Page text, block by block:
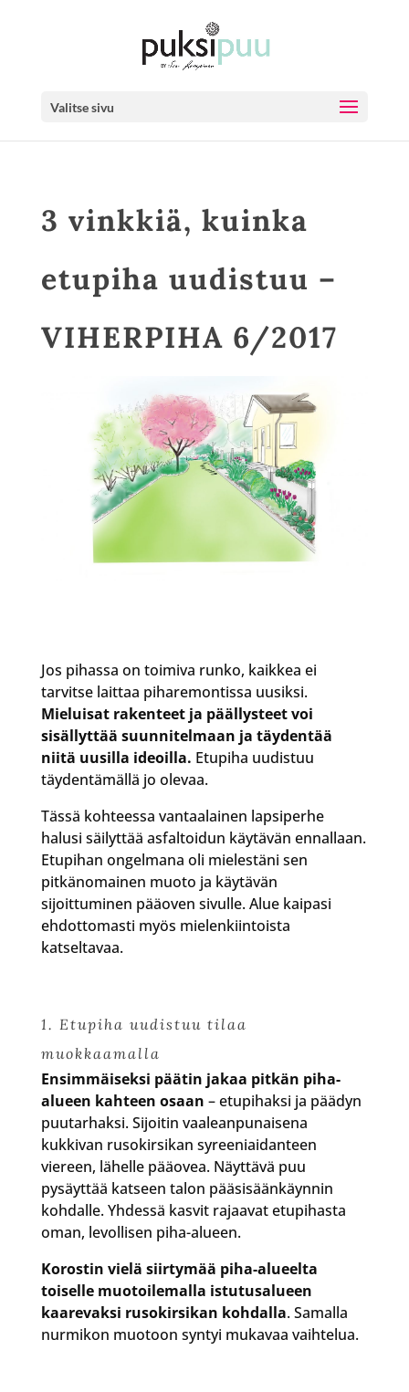
Valitse sivu
3 vinkkiä, kuinka
etupiha uudistuu –
VIHERPIHA 6/2017
Jos pihassa on toimiva runko, kaikkea ei
tarvitse laittaa piharemontissa uusiksi.
Mieluisat rakenteet ja päällysteet voi
sisällyttää suunnitelmaan ja täydentää
niitä uusilla ideoilla. Etupiha uudistuu
täydentämällä jo olevaa.
Tässä kohteessa vantaalainen lapsiperhe
halusi säilyttää asfaltoidun käytävän ennallaan.
Etupihan ongelmana oli mielestäni sen
pitkänomainen muoto ja käytävän
sijoittuminen pääoven sivulle. Alue kaipasi
ehdottomasti myös mielenkiintoista
katseltavaa.
1. Etupiha uudistuu tilaa
muokkaamalla
Ensimmäiseksi päätin jakaa pitkän piha-
alueen kahteen osaan – etupihaksi ja päädyn
puutarhaksi. Sijoitin vaaleanpunaisena
kukkivan rusokirsikan syreeniaidanteen
viereen, lähelle pääovea. Näyttävä puu
pysäyttää katseen talon pääsisäänkäynnin
kohdalle. Yhdessä kasvit rajaavat etupihasta
oman, levollisen piha-alueen.
Korostin vielä siirtymää piha-alueelta
toiselle muotoilemalla istutusalueen
kaarevaksi rusokirsikan kohdalla. Samalla
nurmikon muotoon syntyi mukavaa vaihtelua.